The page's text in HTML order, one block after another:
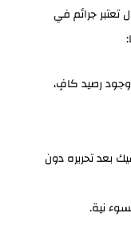
تعتبر جرائم في
رصيد كافٍ،
بعد تحريره دون
نية.